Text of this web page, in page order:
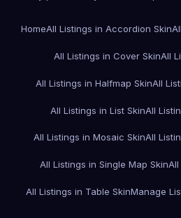
HomeAll Listings in Accordion Skin
All Listings in Cover SkinAll
All Listings in Halfmap SkinAll
All Listings in List SkinAll
All Listings in Mosaic SkinAll
All Listings in Single Map SkinAll
All Listings in Table SkinManage